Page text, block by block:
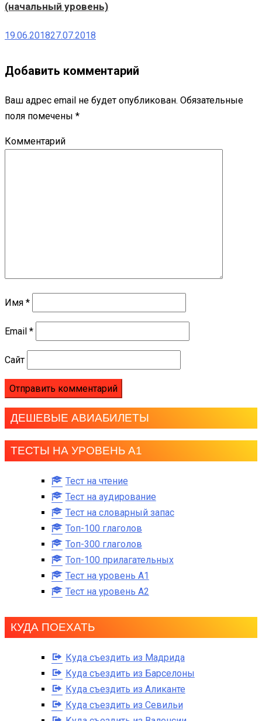
(начальный уровень)
19.06.201827.07.2018
Добавить комментарий
Ваш адрес email не будет опубликован. Обязательные
поля помечены *
Комментарий
Имя *
Email *
Сайт
ДЕШЕВЫЕ АВИАБИЛЕТЫ
ТЕСТЫ НА УРОВЕНЬ А1
Тест на чтение
Тест на аудирование
Тест на словарный запас
Топ-100 глаголов
Топ-300 глаголов
Топ-100 прилагательных
Тест на уровень A1
Тест на уровень A2
КУДА ПОЕХАТЬ
Куда съездить из Мадрида
Куда съездить из Барселоны
Куда съездить из Аликанте
Куда съездить из Севильи